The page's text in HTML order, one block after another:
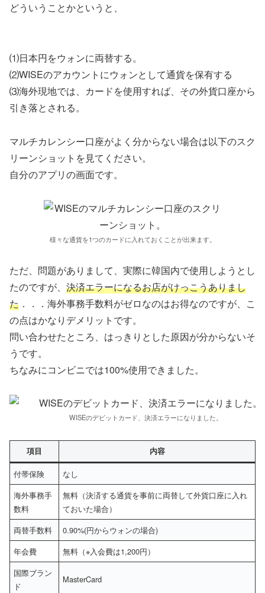
どういうことかというと、
⑴日本円をウォンに両替する。
⑵WISEのアカウントにウォンとして通貨を保有する
⑶海外現地では、カードを使用すれば、その外貨口座から
引き落とされる。
マルチカレンシー口座がよく分からない場合は以下のスク
リーンショットを見てください。
自分のアプリの画面です。
様々な通貨を1つのカードに入れておくことが出来ます。
ただ、問題がありまして、実際に韓国内で使用しようとし
たのですが、 決済エラーになるお店がけっこうありまし
た ．．．海外事務手数料がゼロなのはお得なのですが、こ
の点はかなりデメリットです。
問い合わせたところ、はっきりとした原因が分からないそ
うです。
ちなみにコンビニでは100%使用できました。
WISEのデビットカード、決済エラーになりました。
項目 内容
付帯保険
なし
海外事務手
数料
無料（決済する通貨を事前に両替して外貨口座に入れ
ておいた場合）
両替手数料
0.90%(円からウォンの場合)
年会費
無料（※入会費は1,200円）
国際ブラン
ド
MasterCard